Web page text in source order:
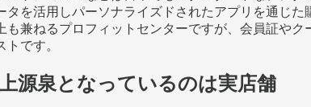
タを活用しパーソナライズドされたアプリを通じ
兼ねるプロフィットセンターですが、会員証や
です。
源泉となっているのは実店舗